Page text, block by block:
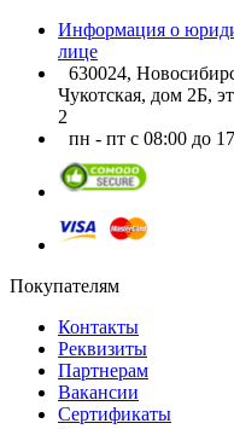
Информация о
лице
630024,
Чукотская, дом 2Б,
2
пн - пт с 08:00 до
Покупателям
Контакты
Реквизиты
Партнерам
Вакансии
Сертификаты